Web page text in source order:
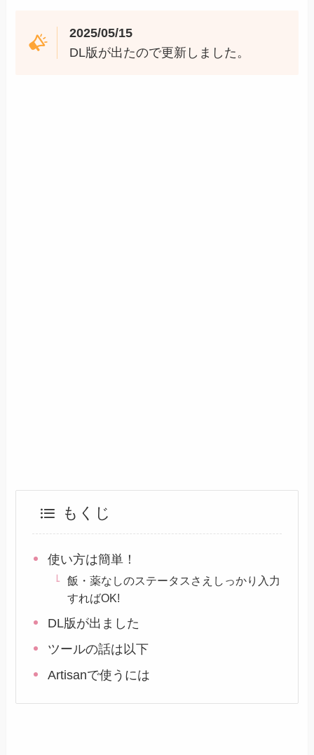
2025/05/15
DL版が出たので更新しました。
もくじ
使い方は簡単！
飯・薬なしのステータスさえしっかり入力
すればOK!
DL版が出ました
ツールの話は以下
Artisanで使うには